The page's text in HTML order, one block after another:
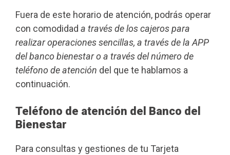
Fuera de este horario de atención, podrás operar
con comodidad a través de los cajeros para
realizar operaciones sencillas, a través de la APP
del banco bienestar o a través del número de
teléfono de atención del que te hablamos a
continuación.
Teléfono de atención del Banco del
Bienestar
Para consultas y gestiones de tu Tarjeta